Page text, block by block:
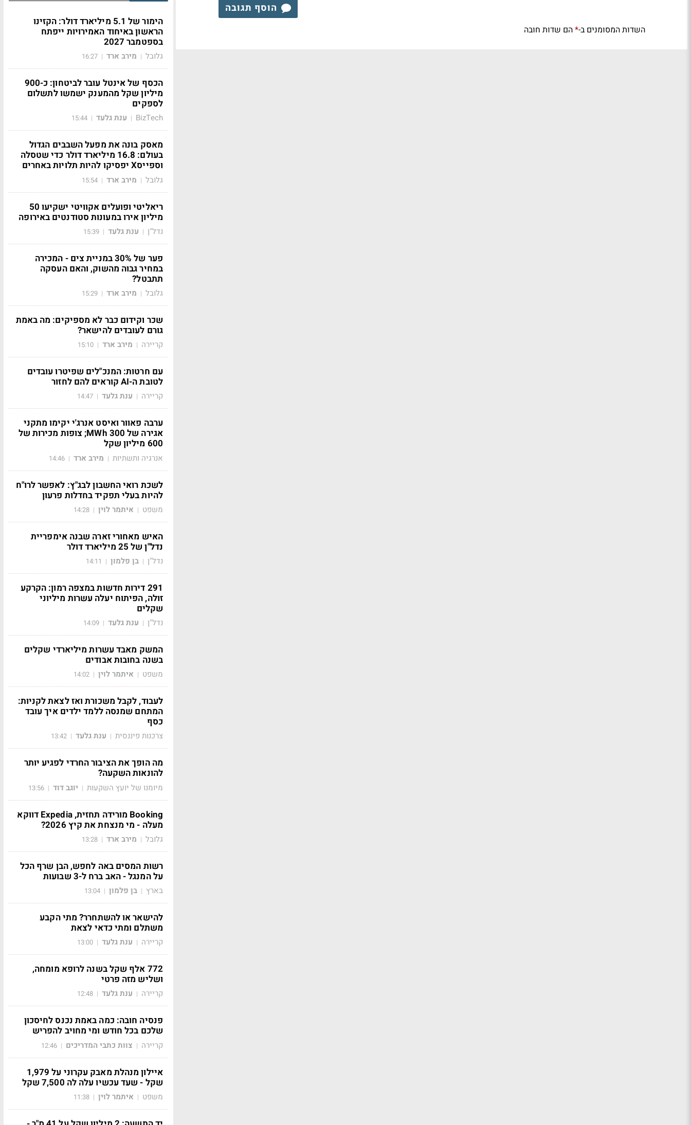
הוסף תגובה
השדות המסומנים ב-*הם שדות חובה
הימור של 5.1 מיליארד דולר: הקזינו
הראשון באיחוד האמירויות ייפתח
בספטמבר 2027
גלובל | מירב ארד |
16:27
הכסף של אינטל עובר לביטחון: כ-900
מיליון שקל מהמענק ישמשו לתשלום
לספקים
BizTech
| ענת גלעד |
15:44
מאסק בונה את מפעל השבבים הגדול
בעולם: 16.8 מיליארד דולר כדי שטסלה
וספייסX יפסיקו להיות תלויות באחרים
גלובל | מירב ארד |
15:54
ריאליטי ופועלים אקוויטי ישקיעו 50
מיליון אירו במעונות סטודנטים באירופה
נדל"ן | ענת גלעד |
15:39
פער של 30% במניית צים - המכירה
במחיר גבוה מהשוק, והאם העסקה
תתבטל?
גלובל | מירב ארד |
15:29
שכר וקידום כבר לא מספיקים: מה באמת
גורם לעובדים להישאר?
קריירה | מירב ארד |
15:10
עם חרטות: המנכ"לים שפיטרו עובדים
לטובת ה-AI קוראים להם לחזור
קריירה | ענת גלעד |
14:47
ערבה פאוור ואיסט אנרג'י יקימו מתקני
אגירה של 300 MWh; צופות מכירות של
600 מיליון שקל
אנרגיה ותשתיות | מירב ארד |
14:46
לשכת רואי החשבון לבג"ץ: לאפשר לרו"ח
להיות בעלי תפקיד בחדלות פרעון
משפט | איתמר לוין |
14:28
האיש מאחורי זארה שבנה אימפריית
נדל"ן של 25 מיליארד דולר
נדל"ן | בן פלמון |
14:11
291 דירות חדשות במצפה רמון: הקרקע
זולה, הפיתוח יעלה עשרות מיליוני
שקלים
נדל"ן | ענת גלעד |
14:09
המשק מאבד עשרות מיליארדי שקלים
בשנה בחובות אבודים
משפט | איתמר לוין |
14:02
לעבוד, לקבל משכורת ואז לצאת לקניות:
המתחם שמנסה ללמד ילדים איך עובד
כסף
צרכנות פיננסית | ענת גלעד |
13:42
מה הופך את הציבור החרדי לפגיע יותר
להונאות השקעה?
מיומנו של יועץ השקעות | יוגב דוד |
13:56
Booking מורידה תחזית, Expedia דווקא
מעלה - מי מנצחת את קיץ 2026?
גלובל | מירב ארד |
13:28
רשות המסים באה לחפש, הבן שרף הכל
על המנגל - האב ברח ל-3 שבועות
בארץ | בן פלמון |
13:04
להישאר או להשתחרר? מתי הקבע
משתלם ומתי כדאי לצאת
קריירה | ענת גלעד |
13:00
772 אלף שקל בשנה לרופא מומחה,
ושליש מזה פרטי
קריירה | ענת גלעד |
12:48
פנסיה חובה: כמה באמת נכנס לחיסכון
שלכם בכל חודש ומי מחויב להפריש
קריירה | צוות כתבי המדריכים |
12:46
איילון מנהלת מאבק עקרוני על 1,979
שקל - שעד עכשיו עלה לה 7,500 שקל
משפט | איתמר לוין |
11:38